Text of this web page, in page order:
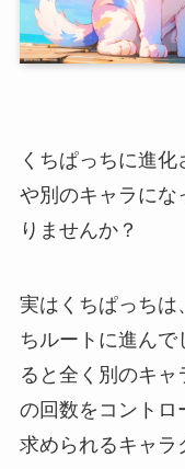
くちぱっちに進
や別のキャラに
りませんか？
実はくちぱっちは
ちルートに進んで
ると全く別のキ
の回数をコントロ
求められるキャラ